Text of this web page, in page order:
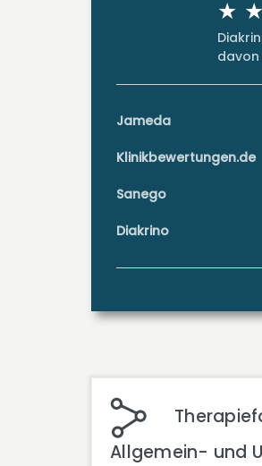
davon
Jameda
Klinikbewertungen.de
Sanego
Diakrino
Allgemein- und